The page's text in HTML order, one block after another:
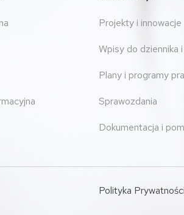
Projekty i innowacje
Wpisy do dziennika
Plany i programy
Sprawozdania
Dokumentacja i
Polityka Prywatności